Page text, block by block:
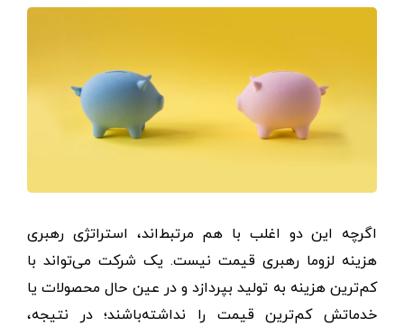
اگرچه این دو اغلب با هم مرتبط‌اند، استراتژی رهبری
هزینه لزوما رهبری قیمت نیست. یک شرکت می‌تواند با
کم‌ترین هزینه به تولید بپردازد و در عین حال محصولات یا
خدماتش کم‌ترین قیمت را نداشته‌باشند؛ در نتیجه،